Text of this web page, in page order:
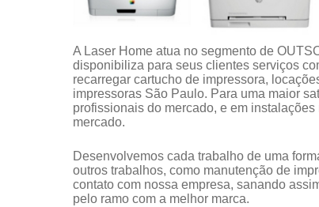
A Laser Home atua no segmento de
disponibiliza para seus clientes serviços
recarregar cartucho de impressora,
impressoras São Paulo. Para uma maior
profissionais do mercado, e em
mercado.
Desenvolvemos cada trabalho de uma
outros trabalhos, como manutenção de
contato com nossa empresa, sanando
pelo ramo com a melhor marca.